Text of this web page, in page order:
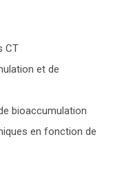
CT
et de
bioaccumulation
en fonction de